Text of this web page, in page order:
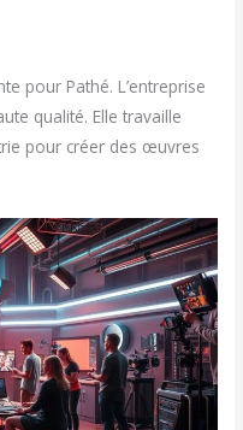
pour Pathé. L’entreprise
qualité. Elle travaille
pour créer des œuvres